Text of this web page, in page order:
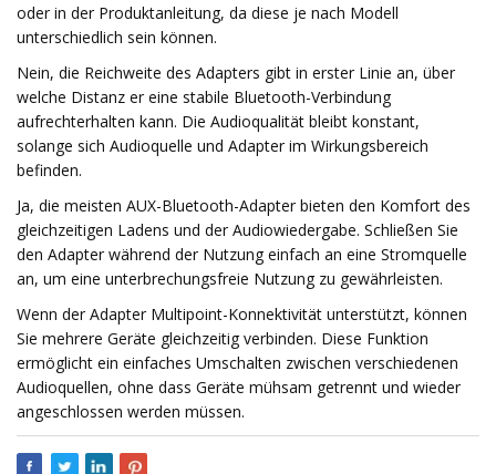
oder in der Produktanleitung, da diese je nach Modell
unterschiedlich sein können.
Nein, die Reichweite des Adapters gibt in erster Linie an, über
welche Distanz er eine stabile Bluetooth-Verbindung
aufrechterhalten kann. Die Audioqualität bleibt konstant,
solange sich Audioquelle und Adapter im Wirkungsbereich
befinden.
Ja, die meisten AUX-Bluetooth-Adapter bieten den Komfort des
gleichzeitigen Ladens und der Audiowiedergabe. Schließen Sie
den Adapter während der Nutzung einfach an eine Stromquelle
an, um eine unterbrechungsfreie Nutzung zu gewährleisten.
Wenn der Adapter Multipoint-Konnektivität unterstützt, können
Sie mehrere Geräte gleichzeitig verbinden. Diese Funktion
ermöglicht ein einfaches Umschalten zwischen verschiedenen
Audioquellen, ohne dass Geräte mühsam getrennt und wieder
angeschlossen werden müssen.